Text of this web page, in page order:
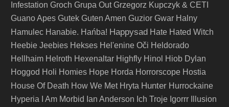
Infestation Groch Grupa Out Grzegorz Kupczyk & CETI
Guano Apes Gutek Guten Amen Guzior Gwar Halny
Hamulec Hanabie. Hańba! Happysad Hate Hated Witch
Heebie Jeebies Hekses Hel'enine Oči Heldorado
Hellhaim Helroth Hexenaltar Highfly Hinol Hiob Dylan
Hoggod Holi Homies Hope Horda Horrorscope Hostia
House Of Death How We Met Hryta Hunter Hurrockaine
Hyperia
I Am Morbid Ian Anderson Ich Troje Igorrr
Illusion